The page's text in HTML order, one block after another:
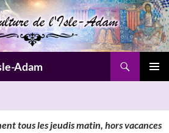
Adam
tous les jeudis matin, hors vacances